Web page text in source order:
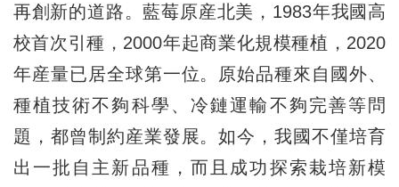
再創新的道路。藍莓原産北美，1983年我國高
校首次引種，2000年起商業化規模種植，2020
年産量已居全球第一位。原始品種來自國外、
種植技術不夠科學、冷鏈運輸不夠完善等問
題，都曾制約産業發展。如今，我國不僅培育
出一批自主新品種，而且成功探索栽培新模